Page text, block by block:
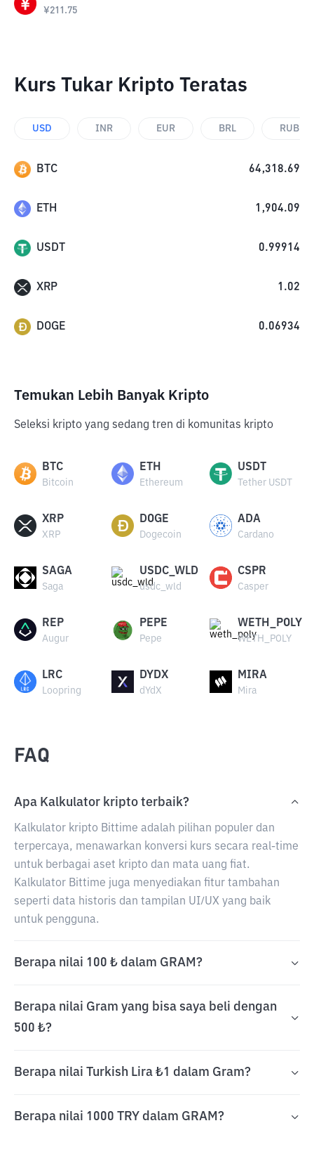
¥211.75
Kurs Tukar Kripto Teratas
USD INR EUR BRL RUB
BTC 64,318.69
ETH 1,904.09
USDT 0.99914
XRP 1.02
DOGE 0.06934
Temukan Lebih Banyak Kripto
Seleksi kripto yang sedang tren di komunitas kripto
BTC
Bitcoin
ETH
Ethereum
USDT
Tether USDT
XRP
XRP
DOGE
Dogecoin
ADA
Cardano
SAGA
Saga
USDC_WLD
usdc_wld
CSPR
Casper
REP
Augur
PEPE
Pepe
WETH_POLY
WETH_POLY
LRC
Loopring
DYDX
dYdX
MIRA
Mira
FAQ
Apa Kalkulator kripto terbaik?
Kalkulator kripto Bittime adalah pilihan populer dan
terpercaya, menawarkan konversi kurs secara real-time
untuk berbagai aset kripto dan mata uang fiat.
Kalkulator Bittime juga menyediakan fitur tambahan
seperti data historis dan tampilan UI/UX yang baik
untuk pengguna.
Berapa nilai 100 ₺ dalam GRAM?
Berapa nilai Gram yang bisa saya beli dengan
500 ₺?
Berapa nilai Turkish Lira ₺1 dalam Gram?
Berapa nilai 1000 TRY dalam GRAM?